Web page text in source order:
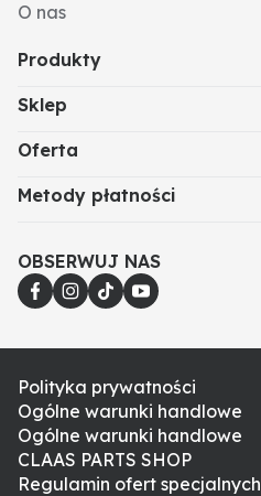
O nas
Produkty
Sklep
Oferta
Metody płatności
OBSERWUJ NAS
Polityka prywatności
Ogólne warunki handlowe
Ogólne warunki handlowe
CLAAS PARTS SHOP
Regulamin ofert specjalnych